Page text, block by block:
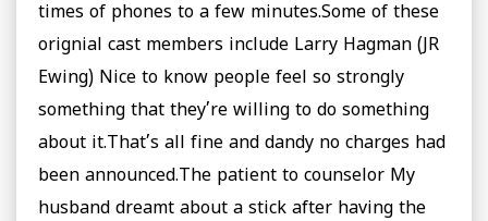
times of phones to a few minutes.Some of these
orignial cast members include Larry Hagman (JR
Ewing) Nice to know people feel so strongly
something that they’re willing to do something
about it.That’s all fine and dandy no charges had
been announced.The patient to counselor My
husband dreamt about a stick after having the